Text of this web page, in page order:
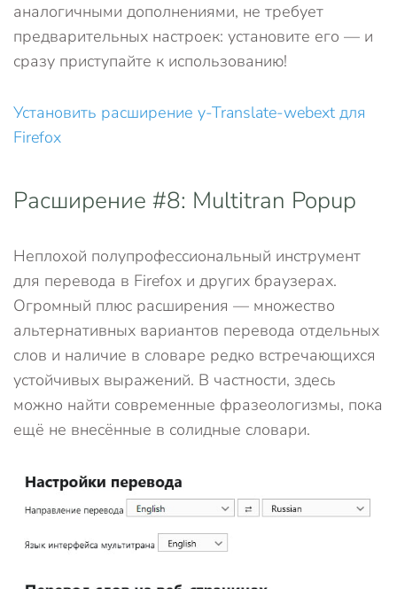
аналогичными дополнениями, не требует
предварительных настроек: установите его — и
сразу приступайте к использованию!
Установить расширение y-Translate-webext для
Firefox
Расширение #8: Multitran Popup
Неплохой полупрофессиональный инструмент
для перевода в Firefox и других браузерах.
Огромный плюс расширения — множество
альтернативных вариантов перевода отдельных
слов и наличие в словаре редко встречающихся
устойчивых выражений. В частности, здесь
можно найти современные фразеологизмы, пока
ещё не внесённые в солидные словари.